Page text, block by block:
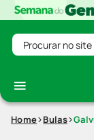
Procurar no site
Home Bulas